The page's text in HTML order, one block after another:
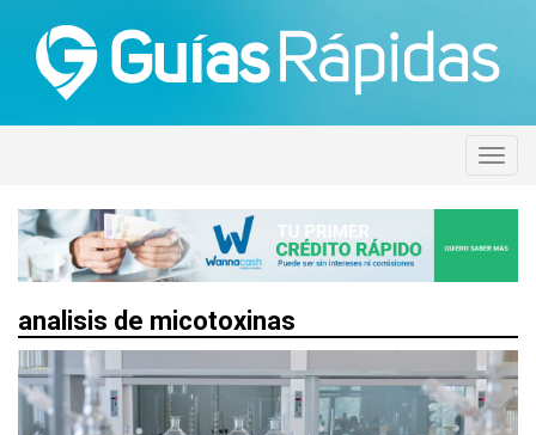
analisis de micotoxinas